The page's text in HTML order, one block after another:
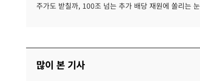
주가도 받칠까, 100조 넘는 추가 배당 재원에 쏠리는 눈
많이 본 기사